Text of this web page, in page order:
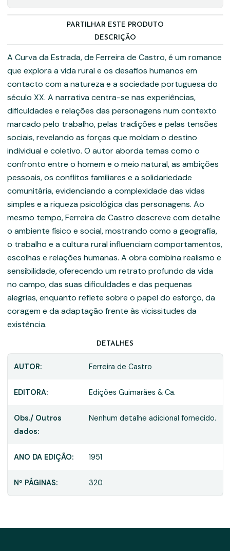
PARTILHAR ESTE PRODUTO
DESCRIÇÃO
A Curva da Estrada, de Ferreira de Castro, é um romance
que explora a vida rural e os desafios humanos em
contacto com a natureza e a sociedade portuguesa do
século XX. A narrativa centra-se nas experiências,
dificuldades e relações das personagens num contexto
marcado pelo trabalho, pelas tradições e pelas tensões
sociais, revelando as forças que moldam o destino
individual e coletivo. O autor aborda temas como o
confronto entre o homem e o meio natural, as ambições
pessoais, os conflitos familiares e a solidariedade
comunitária, evidenciando a complexidade das vidas
simples e a riqueza psicológica das personagens. Ao
mesmo tempo, Ferreira de Castro descreve com detalhe
o ambiente físico e social, mostrando como a geografia,
o trabalho e a cultura rural influenciam comportamentos,
escolhas e relações humanas. A obra combina realismo e
sensibilidade, oferecendo um retrato profundo da vida
no campo, das suas dificuldades e das pequenas
alegrias, enquanto reflete sobre o papel do esforço, da
coragem e da adaptação frente às vicissitudes da
existência.
DETALHES
AUTOR: Ferreira de Castro
EDITORA: Edições Guimarães & Ca.
Obs./ Outros
dados:
Nenhum detalhe adicional fornecido.
ANO DA EDIÇÃO: 1951
Nº PÁGINAS: 320